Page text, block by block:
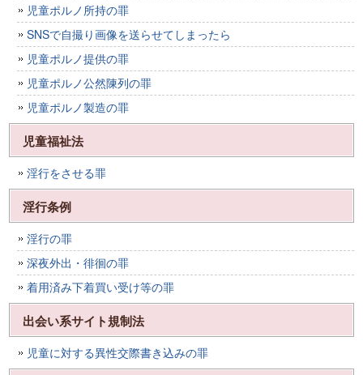
児童ポルノ所持の罪
SNSで自撮り画像を送らせてしまったら
児童ポルノ提供の罪
児童ポルノ公然陳列の罪
児童ポルノ製造の罪
児童福祉法
淫行をさせる罪
淫行条例
淫行の罪
深夜外出・徘徊の罪
着用済み下着買い受け等の罪
出会い系サイト規制法
児童に対する異性交際書き込みの罪